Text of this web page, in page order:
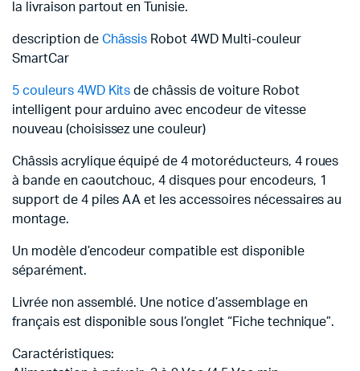
la livraison partout en Tunisie.
description de Châssis Robot 4WD Multi-couleur
SmartCar
5 couleurs 4WD Kits de châssis de voiture Robot
intelligent pour arduino avec encodeur de vitesse
nouveau (choisissez une couleur)
Châssis acrylique équipé de 4 motoréducteurs, 4 roues
à bande en caoutchouc, 4 disques pour encodeurs, 1
support de 4 piles AA et les accessoires nécessaires au
montage.
Un modèle d’encodeur compatible est disponible
séparément.
Livrée non assemblé. Une notice d’assemblage en
français est disponible sous l’onglet “Fiche technique”.
Caractéristiques: